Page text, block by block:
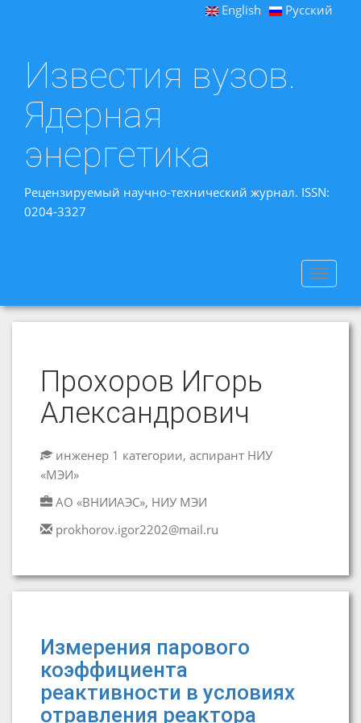
English Русский
Известия вузов.
Ядерная
энергетика
Рецензируемый научно-технический журнал. ISSN:
0204-3327
Toggle
Прохоров Игорь
Александрович
инженер 1 категории, аспирант НИУ
«МЭИ»
АО «ВНИИАЭС», НИУ МЭИ
prokhorov.igor2202@mail.ru
Измерения парового
коэффициента
реактивности в условиях
отравления реактора